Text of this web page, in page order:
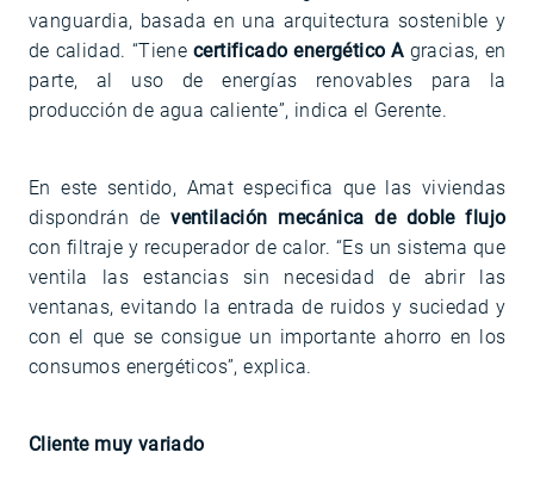
vanguardia, basada en una arquitectura sostenible y
de calidad. “Tienecertificado energético Agracias, en
parte, al uso de energías renovables para la
producción de agua caliente”, indica el Gerente.
En este sentido, Amat especifica que las viviendas
dispondrán deventilación mecánica de doble flujo
con filtraje y recuperador de calor. “Es un sistema que
ventila las estancias sin necesidad de abrir las
ventanas, evitando la entrada de ruidos y suciedad y
con el que se consigue un importante ahorro en los
consumos energéticos”, explica.
Cliente muy variado